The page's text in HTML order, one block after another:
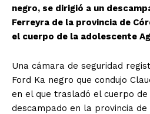
negro, se dirigió a un
Ferreyra de la provincia de
el cuerpo de la adolescente
Una cámara de seguridad
Ford Ka negro que condujo
en el que trasladó el cuerpo de
descampado en la provincia de